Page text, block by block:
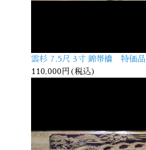
雲杉 7.5尺 3寸 錦帯橋 特価品
110,000円(税込)